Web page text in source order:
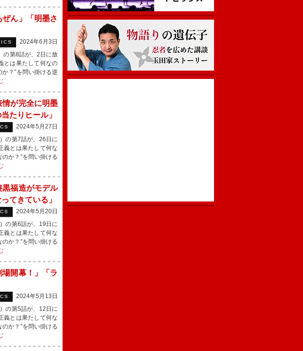
ぜん」「明墨さ
2024年6月3日
の第8話が、2日に放
とは果たして何なの
？”を問い掛ける逆
情が完全に明墨
たりヒール」
2024年5月27日
の第7話が、26日に
義とは果たして何な
か？”を問い掛ける
黒福造がモデル
てきている」
2024年5月20日
の第6話が、19日に
義とは果たして何な
か？”を問い掛ける
場開幕！」「ラ
2024年5月13日
の第5話が、12日に
義とは果たして何な
か？”を問い掛ける